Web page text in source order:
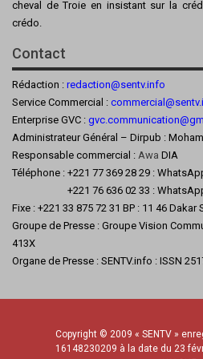
cheval de Troie en insistant sur la
crédo.
Contact
Rédaction : redaction@sentv.info
Service Commercial : commercial@sentv.
Enterprise GVC :
Administrateur Général – Dirpub :
Responsable commercial : Awa DIA
Téléphone : +221 77 369 28 29 :
+221 76 636 02 33 :
Fixe : +221 33 875 72 31 BP : 11 46 Dakar
Groupe de Presse : Groupe Vision
413X
Organe de Presse : SENTV.info : ISSN
Copyright © 2009 « SENTV »
16148230209 à la date du 23